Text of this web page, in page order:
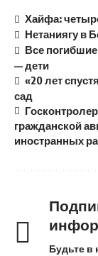
Хайфа:
Нетаниягу в
Все
— дети
«20 лет
сад
гражданской
иностранных
Будьте в